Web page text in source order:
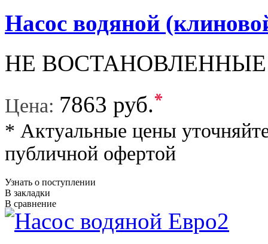
Насос водяной
НЕ
Цена: 7863 руб.*
* Актуальные цены
публичной офертой
Узнать о поступлении
В закладки
В сравнение